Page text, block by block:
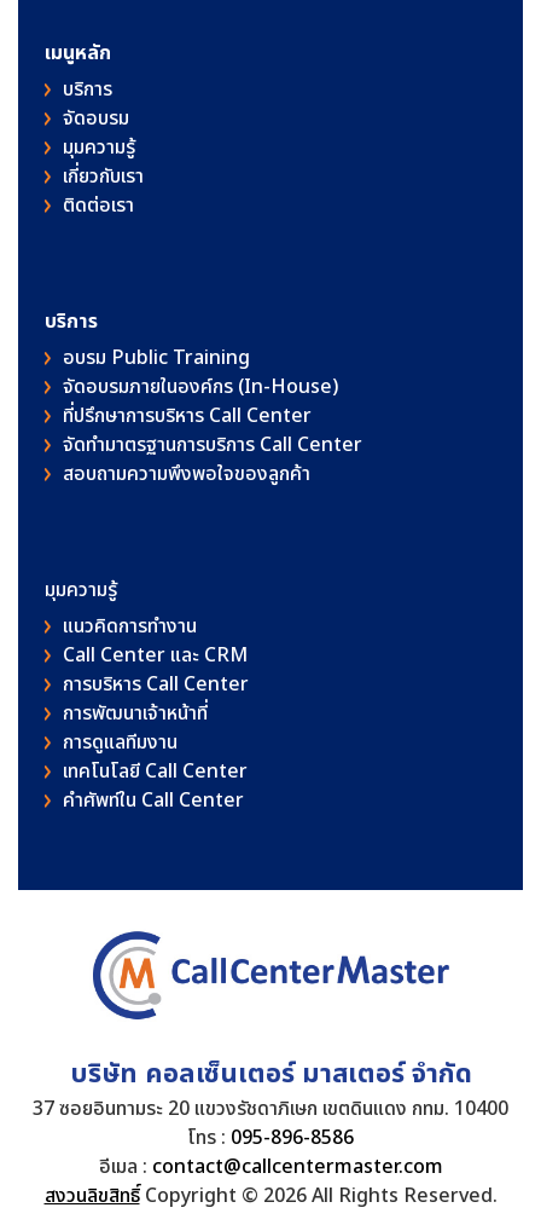
เมนูหลัก
บริการ
จัดอบรม
มุมความรู้
เกี่ยวกับเรา
ติดต่อเรา
บริการ
อบรม Public Training
จัดอบรมภายในองค์กร (In-House)
ที่ปรึกษาการบริหาร Call Center
จัดทำมาตรฐานการบริการ Call Center
สอบถามความพึงพอใจของลูกค้า
มุมความรู้
แนวคิดการทำงาน
Call Center และ CRM
การบริหาร Call Center
การพัฒนาเจ้าหน้าที่
การดูแลทีมงาน
เทคโนโลยี Call Center
คําศัพท์ใน Call Center
บริษัท คอลเซ็นเตอร์ มาสเตอร์ จำกัด
37 ซอยอินทามระ 20 แขวงรัชดาภิเษก เขตดินแดง กทม. 10400
โทร : 095-896-8586
อีเมล : contact@callcentermaster.com
สงวนลิขสิทธิ์Copyright © 2026 All Rights Reserved.